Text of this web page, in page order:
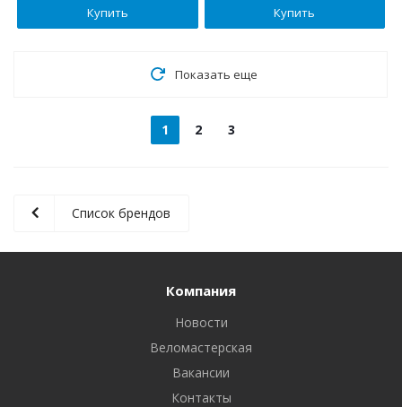
Купить Купить
Показать еще
1 2 3
Список брендов
Компания
Новости
Веломастерская
Вакансии
Контакты